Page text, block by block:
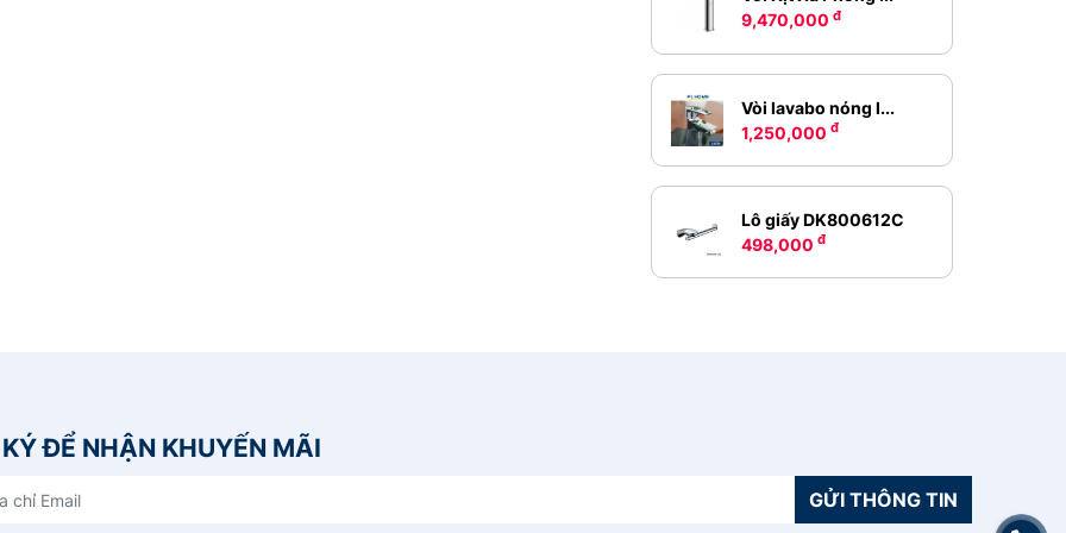
9,470,000 đ
Vòi lavabo nóng l...
1,250,000 đ
Lô giấy DK800612C
498,000 đ
ĐỂ NHẬN KHUYẾN MÃI
GỬI THÔNG TIN